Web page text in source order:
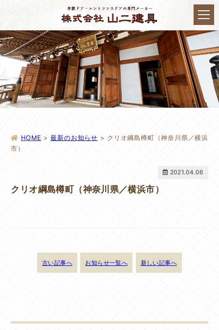
HOME >最新のお知らせ > クリオ綱島樽町（神奈川県／横浜
市）
クリオ綱島樽町（神奈川県／横浜市）
2021.04.06
古い記事へ お知らせ一覧へ 新しい記事へ